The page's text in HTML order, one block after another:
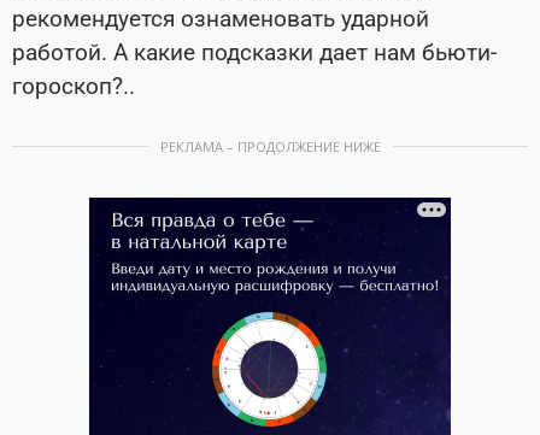
рекомендуется ознаменовать ударной
работой. А какие подсказки дает нам бьюти-
гороскоп?..
РЕКЛАМА – ПРОДОЛЖЕНИЕ НИЖЕ